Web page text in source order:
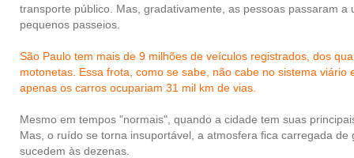
transporte público. Mas, gradativamente, as pessoas passaram
pequenos passeios.
São Paulo tem mais de 9 milhões de veículos registrados, dos
motonetas. Essa frota, como se sabe, não cabe no sistema
apenas os carros ocupariam 31 mil km de vias.
Mesmo em tempos "normais", quando a cidade tem suas
Mas, o ruído se torna insuportável, a atmosfera fica carregada
sucedem às dezenas.